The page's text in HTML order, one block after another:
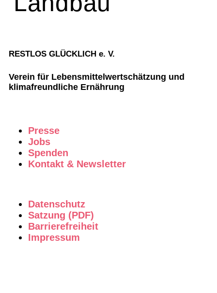
RESTLOS GLÜCKLICH e. V.
Verein für Lebensmittelwertschätzung und
klimafreundliche Ernährung
Presse
Jobs
Spenden
Kontakt & Newsletter
Datenschutz
Satzung (PDF)
Barrierefreiheit
Impressum